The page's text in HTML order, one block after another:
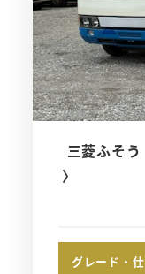
三菱ふそ
〉 【
グレード・